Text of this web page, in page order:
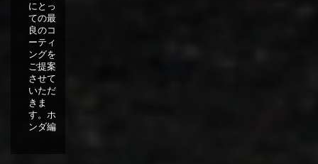
にとっ
ての最
良のコ
ーティ
ングを
ご提案
させて
いただ
きま
す。ホ
ンダ編